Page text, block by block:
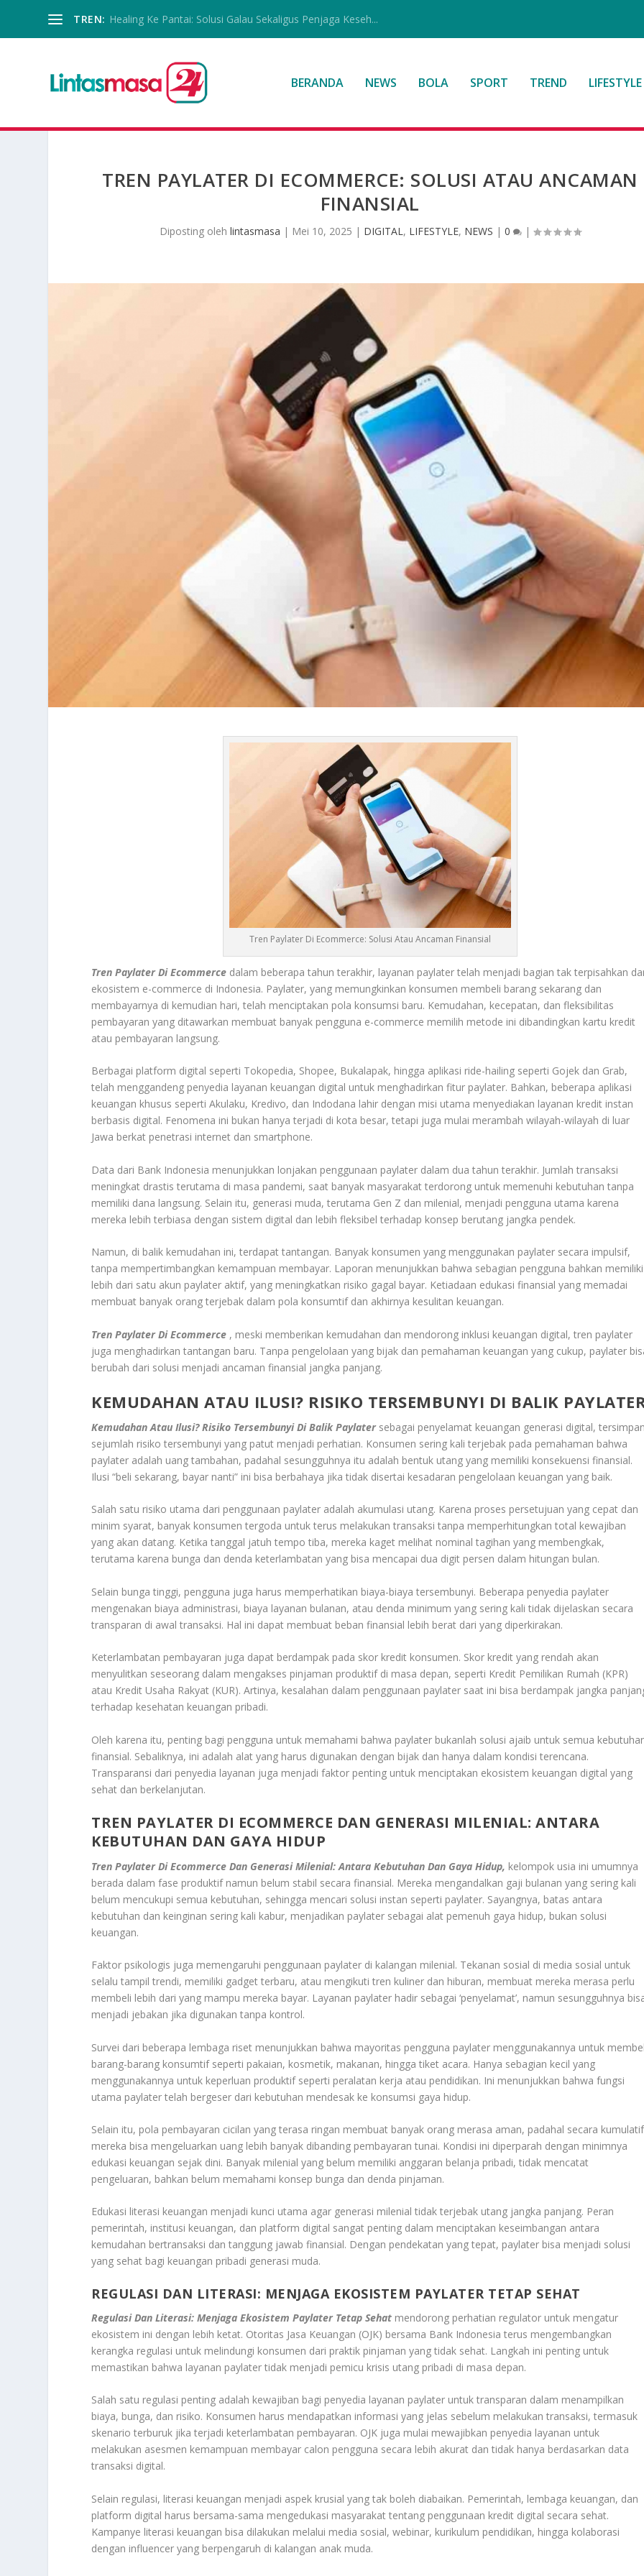
TREN: Healing Ke Pantai: Solusi Galau Sekaligus Penjaga Keseh...
BERANDA NEWS BOLA SPORT TREND LIFESTYLE
TREN PAYLATER DI ECOMMERCE: SOLUSI ATAU ANCAMAN
FINANSIAL
Diposting oleh lintasmasa | Mei 10, 2025 | DIGITAL, LIFESTYLE, NEWS | 0 |
Tren Paylater Di Ecommerce: Solusi Atau Ancaman Finansial
Tren Paylater Di Ecommerce dalam beberapa tahun terakhir, layanan paylater telah menjadi bagian tak terpisahkan
ekosistem e-commerce di Indonesia. Paylater, yang memungkinkan konsumen membeli barang sekarang dan
membayarnya di kemudian hari, telah menciptakan pola konsumsi baru. Kemudahan, kecepatan, dan fleksibilitas
pembayaran yang ditawarkan membuat banyak pengguna e-commerce memilih metode ini dibandingkan kartu kredit
atau pembayaran langsung.
Berbagai platform digital seperti Tokopedia, Shopee, Bukalapak, hingga aplikasi ride-hailing seperti Gojek dan Grab,
telah menggandeng penyedia layanan keuangan digital untuk menghadirkan fitur paylater. Bahkan, beberapa aplikasi
keuangan khusus seperti Akulaku, Kredivo, dan Indodana lahir dengan misi utama menyediakan layanan kredit instan
berbasis digital. Fenomena ini bukan hanya terjadi di kota besar, tetapi juga mulai merambah wilayah-wilayah di luar
Jawa berkat penetrasi internet dan smartphone.
Data dari Bank Indonesia menunjukkan lonjakan penggunaan paylater dalam dua tahun terakhir. Jumlah transaksi
meningkat drastis terutama di masa pandemi, saat banyak masyarakat terdorong untuk memenuhi kebutuhan tanpa
memiliki dana langsung. Selain itu, generasi muda, terutama Gen Z dan milenial, menjadi pengguna utama karena
mereka lebih terbiasa dengan sistem digital dan lebih fleksibel terhadap konsep berutang jangka pendek.
Namun, di balik kemudahan ini, terdapat tantangan. Banyak konsumen yang menggunakan paylater secara impulsif,
tanpa mempertimbangkan kemampuan membayar. Laporan menunjukkan bahwa sebagian pengguna bahkan memiliki
lebih dari satu akun paylater aktif, yang meningkatkan risiko gagal bayar. Ketiadaan edukasi finansial yang memadai
membuat banyak orang terjebak dalam pola konsumtif dan akhirnya kesulitan keuangan.
Tren Paylater Di Ecommerce , meski memberikan kemudahan dan mendorong inklusi keuangan digital, tren paylater
juga menghadirkan tantangan baru. Tanpa pengelolaan yang bijak dan pemahaman keuangan yang cukup, paylater
berubah dari solusi menjadi ancaman finansial jangka panjang.
KEMUDAHAN ATAU ILUSI? RISIKO TERSEMBUNYI DI BALIK
Kemudahan Atau Ilusi? Risiko Tersembunyi Di Balik Paylater sebagai penyelamat keuangan generasi digital,
sejumlah risiko tersembunyi yang patut menjadi perhatian. Konsumen sering kali terjebak pada pemahaman bahwa
paylater adalah uang tambahan, padahal sesungguhnya itu adalah bentuk utang yang memiliki konsekuensi finansial.
Ilusi “beli sekarang, bayar nanti” ini bisa berbahaya jika tidak disertai kesadaran pengelolaan keuangan yang baik.
Salah satu risiko utama dari penggunaan paylater adalah akumulasi utang. Karena proses persetujuan yang cepat dan
minim syarat, banyak konsumen tergoda untuk terus melakukan transaksi tanpa memperhitungkan total kewajiban
yang akan datang. Ketika tanggal jatuh tempo tiba, mereka kaget melihat nominal tagihan yang membengkak,
terutama karena bunga dan denda keterlambatan yang bisa mencapai dua digit persen dalam hitungan bulan.
Selain bunga tinggi, pengguna juga harus memperhatikan biaya-biaya tersembunyi. Beberapa penyedia paylater
mengenakan biaya administrasi, biaya layanan bulanan, atau denda minimum yang sering kali tidak dijelaskan secara
transparan di awal transaksi. Hal ini dapat membuat beban finansial lebih berat dari yang diperkirakan.
Keterlambatan pembayaran juga dapat berdampak pada skor kredit konsumen. Skor kredit yang rendah akan
menyulitkan seseorang dalam mengakses pinjaman produktif di masa depan, seperti Kredit Pemilikan Rumah (KPR)
atau Kredit Usaha Rakyat (KUR). Artinya, kesalahan dalam penggunaan paylater saat ini bisa berdampak jangka
terhadap kesehatan keuangan pribadi.
Oleh karena itu, penting bagi pengguna untuk memahami bahwa paylater bukanlah solusi ajaib untuk semua
finansial. Sebaliknya, ini adalah alat yang harus digunakan dengan bijak dan hanya dalam kondisi terencana.
Transparansi dari penyedia layanan juga menjadi faktor penting untuk menciptakan ekosistem keuangan digital yang
sehat dan berkelanjutan.
TREN PAYLATER DI ECOMMERCE DAN GENERASI MILENIAL: ANTARA
KEBUTUHAN DAN GAYA HIDUP
Tren Paylater Di Ecommerce Dan Generasi Milenial: Antara Kebutuhan Dan Gaya Hidup, kelompok usia ini umumnya
berada dalam fase produktif namun belum stabil secara finansial. Mereka mengandalkan gaji bulanan yang sering kali
belum mencukupi semua kebutuhan, sehingga mencari solusi instan seperti paylater. Sayangnya, batas antara
kebutuhan dan keinginan sering kali kabur, menjadikan paylater sebagai alat pemenuh gaya hidup, bukan solusi
keuangan.
Faktor psikologis juga memengaruhi penggunaan paylater di kalangan milenial. Tekanan sosial di media sosial untuk
selalu tampil trendi, memiliki gadget terbaru, atau mengikuti tren kuliner dan hiburan, membuat mereka merasa perlu
membeli lebih dari yang mampu mereka bayar. Layanan paylater hadir sebagai ‘penyelamat’, namun sesungguhnya
menjadi jebakan jika digunakan tanpa kontrol.
Survei dari beberapa lembaga riset menunjukkan bahwa mayoritas pengguna paylater menggunakannya untuk
barang-barang konsumtif seperti pakaian, kosmetik, makanan, hingga tiket acara. Hanya sebagian kecil yang
menggunakannya untuk keperluan produktif seperti peralatan kerja atau pendidikan. Ini menunjukkan bahwa fungsi
utama paylater telah bergeser dari kebutuhan mendesak ke konsumsi gaya hidup.
Selain itu, pola pembayaran cicilan yang terasa ringan membuat banyak orang merasa aman, padahal secara kumulatif
mereka bisa mengeluarkan uang lebih banyak dibanding pembayaran tunai. Kondisi ini diperparah dengan minimnya
edukasi keuangan sejak dini. Banyak milenial yang belum memiliki anggaran belanja pribadi, tidak mencatat
pengeluaran, bahkan belum memahami konsep bunga dan denda pinjaman.
Edukasi literasi keuangan menjadi kunci utama agar generasi milenial tidak terjebak utang jangka panjang. Peran
pemerintah, institusi keuangan, dan platform digital sangat penting dalam menciptakan keseimbangan antara
kemudahan bertransaksi dan tanggung jawab finansial. Dengan pendekatan yang tepat, paylater bisa menjadi solusi
yang sehat bagi keuangan pribadi generasi muda.
REGULASI DAN LITERASI: MENJAGA EKOSISTEM PAYLATER TETAP SEHAT
Regulasi Dan Literasi: Menjaga Ekosistem Paylater Tetap Sehat mendorong perhatian regulator untuk mengatur
ekosistem ini dengan lebih ketat. Otoritas Jasa Keuangan (OJK) bersama Bank Indonesia terus mengembangkan
kerangka regulasi untuk melindungi konsumen dari praktik pinjaman yang tidak sehat. Langkah ini penting untuk
memastikan bahwa layanan paylater tidak menjadi pemicu krisis utang pribadi di masa depan.
Salah satu regulasi penting adalah kewajiban bagi penyedia layanan paylater untuk transparan dalam menampilkan
biaya, bunga, dan risiko. Konsumen harus mendapatkan informasi yang jelas sebelum melakukan transaksi, termasuk
skenario terburuk jika terjadi keterlambatan pembayaran. OJK juga mulai mewajibkan penyedia layanan untuk
melakukan asesmen kemampuan membayar calon pengguna secara lebih akurat dan tidak hanya berdasarkan data
transaksi digital.
Selain regulasi, literasi keuangan menjadi aspek krusial yang tak boleh diabaikan. Pemerintah, lembaga keuangan, dan
platform digital harus bersama-sama mengedukasi masyarakat tentang penggunaan kredit digital secara sehat.
Kampanye literasi keuangan bisa dilakukan melalui media sosial, webinar, kurikulum pendidikan, hingga kolaborasi
dengan influencer yang berpengaruh di kalangan anak muda.